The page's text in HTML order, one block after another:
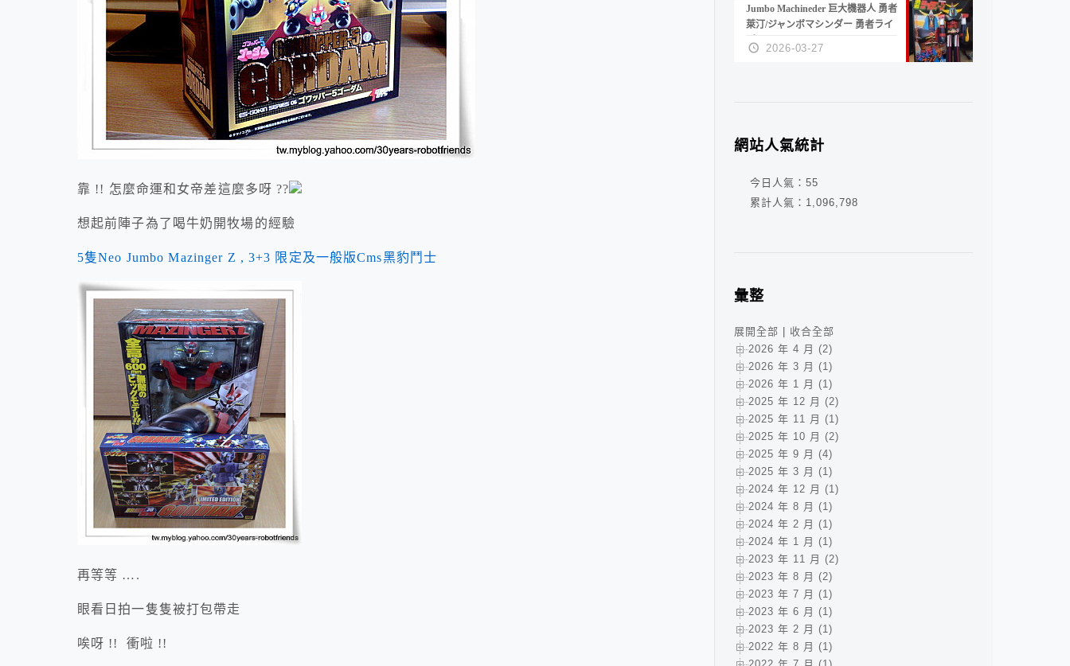
靠 !! 怎麼命運和女帝差這麼多呀 ??
想起前陣子為了喝牛奶開牧場的經驗
5隻Neo Jumbo Mazinger Z , 3+3 限定及一般版Cms黑豹鬥士
再等等 ….
眼看日拍一隻隻被打包帶走
唉呀 !! 衝啦 !!
Jumbo Machineder 巨大機器人 勇者
萊汀/ジャンボマシンダー 勇者ライ
ディーン
2026-03-27
網站人氣統計
今日人氣： 55
累計人氣： 1,096,798
彙整
展開全部
收合全部
2026 年 4 月 (2)
2026 年 3 月 (1)
2026 年 1 月 (1)
2025 年 12 月 (2)
2025 年 11 月 (1)
2025 年 10 月 (2)
2025 年 9 月 (4)
2025 年 3 月 (1)
2024 年 12 月 (1)
2024 年 8 月 (1)
2024 年 2 月 (1)
2024 年 1 月 (1)
2023 年 11 月 (2)
2023 年 8 月 (2)
2023 年 7 月 (1)
2023 年 6 月 (1)
2023 年 2 月 (1)
2022 年 8 月 (1)